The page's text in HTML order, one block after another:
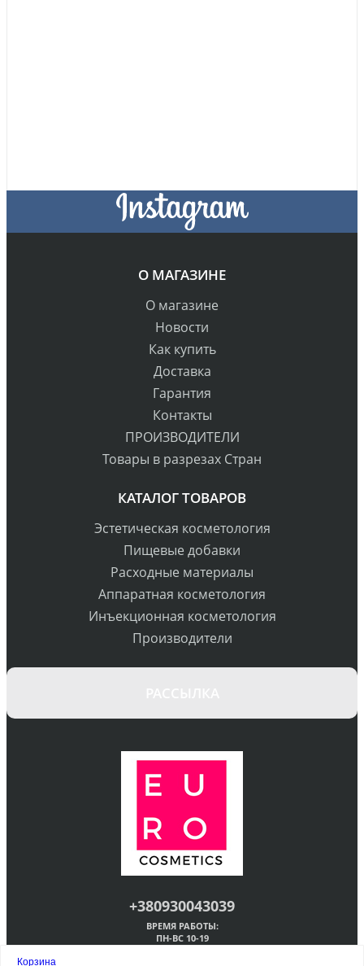
О МАГАЗИНЕ
О магазине
Новости
Как купить
Доставка
Гарантия
Контакты
ПРОИЗВОДИТЕЛИ
Товары в разрезах Стран
КАТАЛОГ ТОВАРОВ
Эстетическая косметология
Пищевые добавки
Расходные материалы
Аппаратная косметология
Инъекционная косметология
Производители
+380930043039
ВРЕМЯ РАБОТЫ:
ПН-ВС 10-19
Корзина